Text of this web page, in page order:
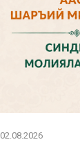
02.08.2026